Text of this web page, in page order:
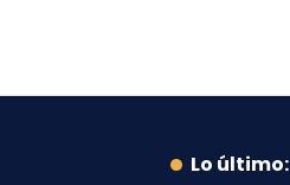
Lo último: